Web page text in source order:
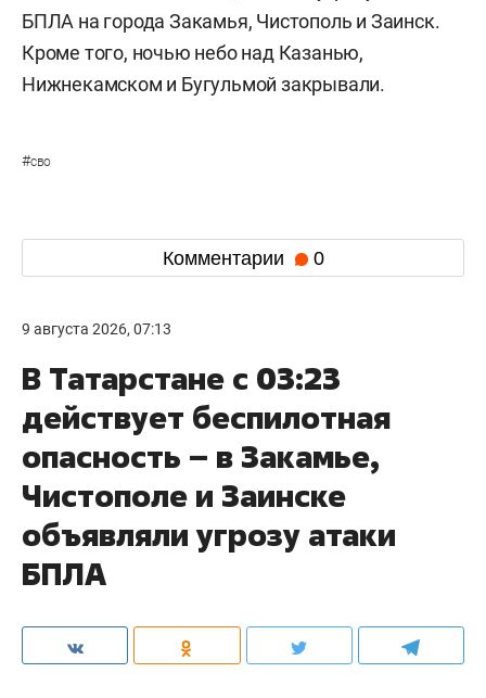
БПЛА на города Закамья, Чистополь и Заинск.
Кроме того, ночью небо над Казанью,
Нижнекамском и Бугульмой закрывали.
#сво
Комментарии 0
9 августа 2026, 07:13
В Татарстане с 03:23
действует беспилотная
опасность – в Закамье,
Чистополе и Заинске
объявляли угрозу атаки
БПЛА